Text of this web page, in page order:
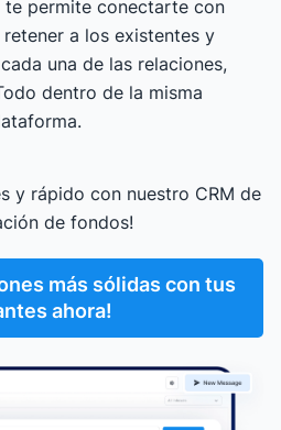
permite conectarte con
a los existentes y
una de las relaciones,
dentro de la misma
y rápido con nuestro CRM de
de fondos!
más sólidas con tus
ahora!